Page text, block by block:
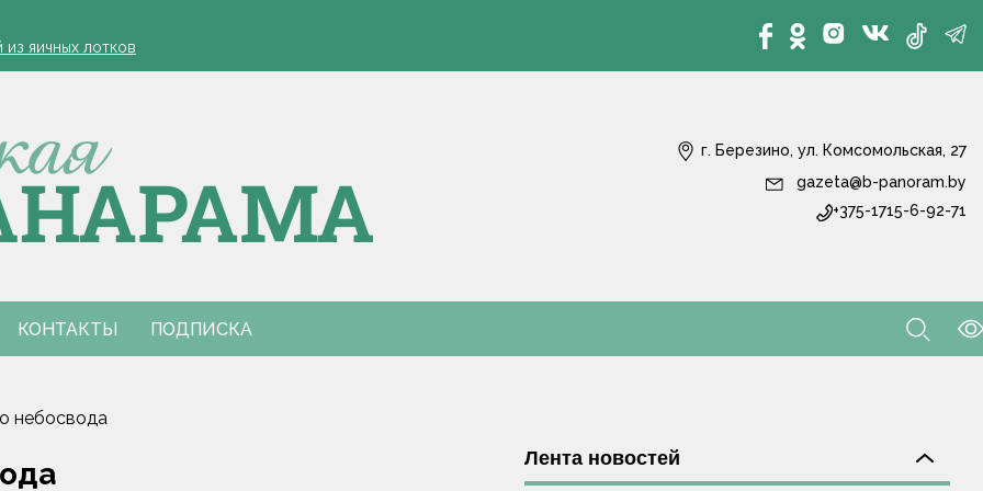
из яичных лотков
дожди, грозы и до +27 °С
диетолог
фестиваль "Са спадчынай продкаў - у будучыню"
яичных лотков
дожди, грозы и до +27 °С
диетолог
фестиваль "Са спадчынай продкаў - у будучыню"
г. Березино, ул. Комсомольская, 27
gazeta@b-panoram.by
+375-1715-6-92-71
КОНТАКТЫ ПОДПИСКА
небосвода
Лента новостей